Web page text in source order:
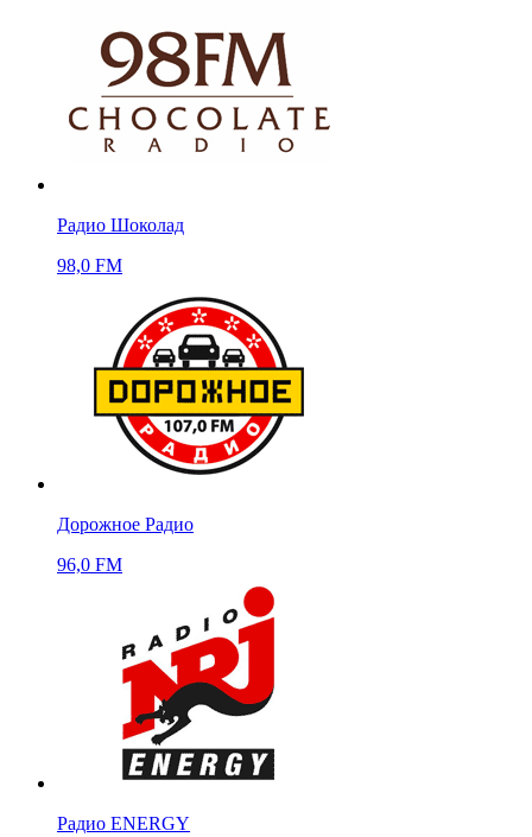
Радио Шоколад
98,0 FM
Дорожное Радио
96,0 FM
Радио ENERGY